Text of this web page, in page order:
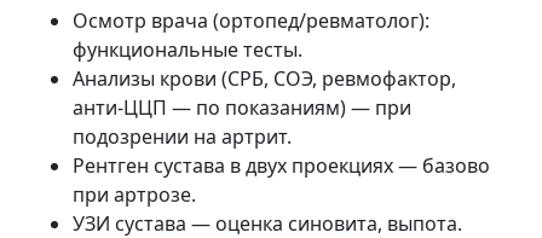
Осмотр врача (ортопед/ревматолог):
функциональные тесты.
Анализы крови (СРБ, СОЭ, ревмофактор,
анти-ЦЦП — по показаниям) — при
подозрении на артрит.
Рентген сустава в двух проекциях — базово
при артрозе.
УЗИ сустава — оценка синовита, выпота.